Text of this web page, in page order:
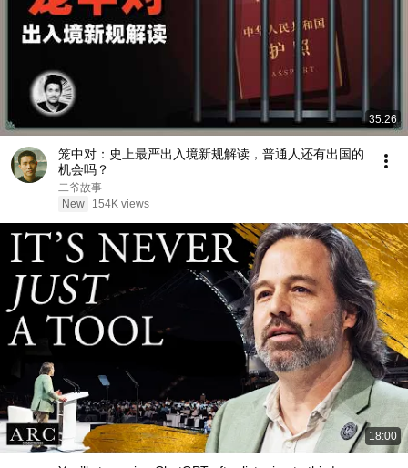
35:26
笼中对：史上最严出入境新规解读，普通人还有出国的
机会吗？
二爷故事
New
154K views
18:00